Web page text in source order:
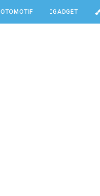
OTOMOTIF GADGET